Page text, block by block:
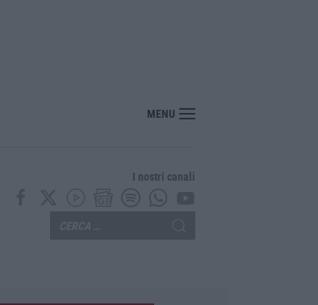
MENU
I nostri canali